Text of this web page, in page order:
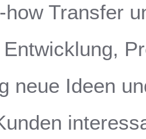
how Transfer
neue Ideen